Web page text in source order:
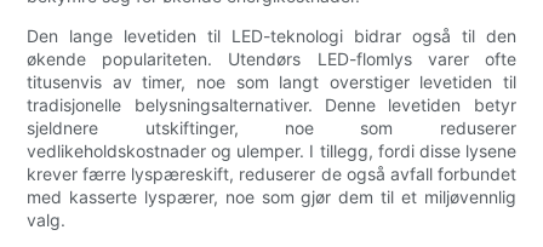
Den lange levetiden til LED-teknologi bidrar også til den
økende populariteten. Utendørs LED-flomlys varer ofte
titusenvis av timer, noe som langt overstiger levetiden til
tradisjonelle belysningsalternativer. Denne levetiden betyr
sjeldnere utskiftinger, noe som reduserer
vedlikeholdskostnader og ulemper. I tillegg, fordi disse lysene
krever færre lyspæreskift, reduserer de også avfall forbundet
med kasserte lyspærer, noe som gjør dem til et miljøvennlig
valg.